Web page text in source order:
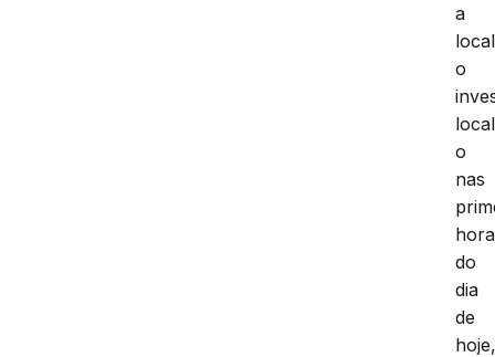
a
o
o
nas
do
dia
de